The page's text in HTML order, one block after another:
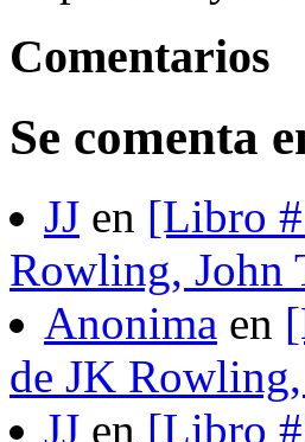
Comentarios
Se comenta
JJ en [Libro
Rowling, John
Anonima en
de JK
JJ en [Libro